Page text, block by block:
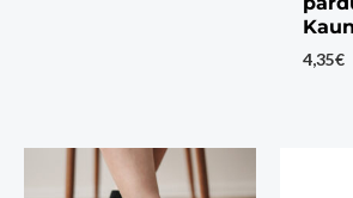
4,35€